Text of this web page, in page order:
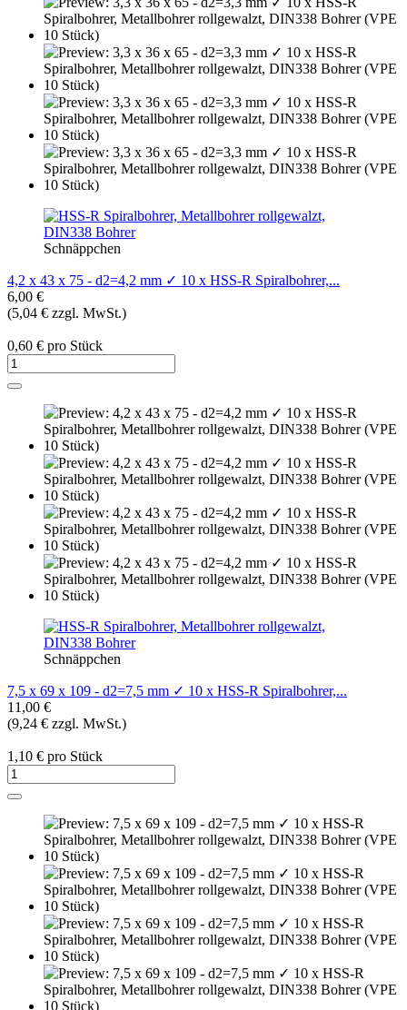
Schnäppchen
4,2 x 43 x 75 - d2=4,2 mm ✓ 10 x HSS-R Spiralbohrer,...
6,00 €
(5,04 € zzgl. MwSt.)
0,60 € pro Stück
Schnäppchen
7,5 x 69 x 109 - d2=7,5 mm ✓ 10 x HSS-R Spiralbohrer,...
11,00 €
(9,24 € zzgl. MwSt.)
1,10 € pro Stück